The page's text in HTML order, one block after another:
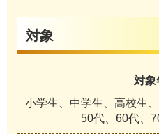
対象
対象
小学生、中学生、高校生
50代、60代、